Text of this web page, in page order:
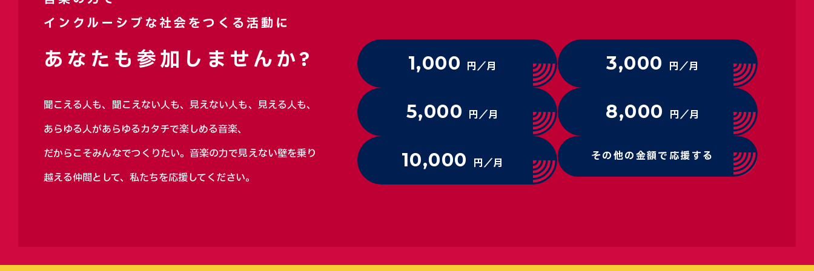
インクルーシブな社会をつくる活動に
あなたも参加しませんか?
聞こえる人も、聞こえない人も、見えない人も、見える人も、
あらゆる人があらゆるカタチで楽しめる音楽、
だからこそみんなでつくりたい。音楽の力で見えない壁を乗り
越える仲間として、私たちを応援してください。
1,000 円／月 3,000 円／月
5,000 円／月 8,000 円／月
10,000 円／月 その他の金額で応援する